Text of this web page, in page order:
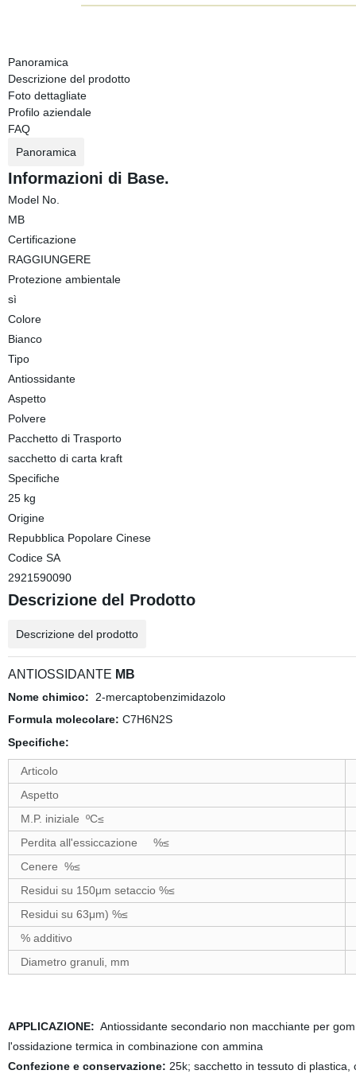
Panoramica
Descrizione del prodotto
Foto dettagliate
Profilo aziendale
FAQ
Panoramica
Informazioni di Base.
Model No.
MB
Certificazione
RAGGIUNGERE
Protezione ambientale
sì
Colore
Bianco
Tipo
Antiossidante
Aspetto
Polvere
Pacchetto di Trasporto
sacchetto di carta kraft
Specifiche
25 kg
Origine
Repubblica Popolare Cinese
Codice SA
2921590090
Descrizione del Prodotto
Descrizione del prodotto
ANTIOSSIDANTE MB
Nome chimico:
2-mercaptobenzimidazolo
Formula molecolare: C7H6N2S
Specifiche:
Articolo
Aspetto
M.P. iniziale ºC≤
Perdita all'essiccazione
%≤
Cenere %≤
Residui su 150μm setaccio %≤
Residui su 63μm) %≤
% additivo
Diametro granuli, mm
APPLICAZIONE: Antiossidante secondario non macchiante per
l'ossidazione termica in combinazione con ammina
Confezione e conservazione: 25k; sacchetto in tessuto di